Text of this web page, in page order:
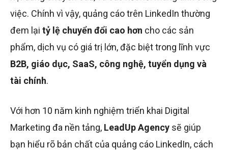
việc. Chính vì vậy, quảng cáo trên LinkedIn thường
đem lại tỷ lệ chuyển đổi cao hơn cho các sản
phẩm, dịch vụ có giá trị lớn, đặc biệt trong lĩnh vực
B2B, giáo dục, SaaS, công nghệ, tuyển dụng và
tài chính.
Với hơn 10 năm kinh nghiệm triển khai Digital
Marketing đa nền tảng, LeadUp Agency sẽ giúp
bạn hiểu rõ bản chất của quảng cáo LinkedIn, cách